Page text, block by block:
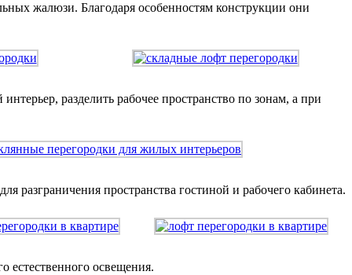
жалюзи. Благодаря особенностям конструкции они
разделить рабочее пространство по зонам, а при
пространства гостиной и рабочего кабинета.
естественного освещения.